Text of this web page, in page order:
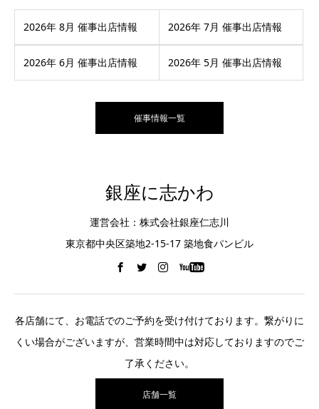
2026年 8月 催事出店情報 2026年 7月 催事出店情報
2026年 6月 催事出店情報 2026年 5月 催事出店情報
催事情報一覧
銀座に志かわ
運営会社：株式会社銀座仁志川
東京都中央区築地2-15-17 築地食パンビル
各店舗にて、お電話でのご予約を受け付けております。繋がりに
くい場合がございますが、営業時間中は対応しておりますのでご
了承ください。
店舗一覧